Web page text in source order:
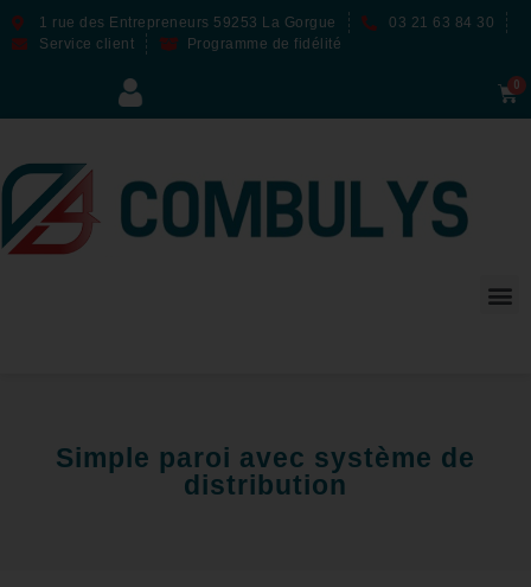
1 rue des Entrepreneurs 59253 La Gorgue
03 21 63 84 30
Service client
Programme de fidélité
Simple paroi avec système de
distribution